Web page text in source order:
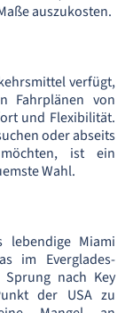
auszukosten.
verfügt,
Fahrplänen von
und Flexibilität.
oder abseits
ist ein
Wahl.
lebendige Miami
im Everglades-
nach Key
der USA zu